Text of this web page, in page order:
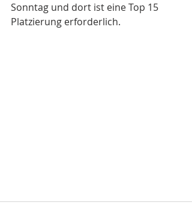
Sonntag und dort ist eine Top 15
Platzierung erforderlich.